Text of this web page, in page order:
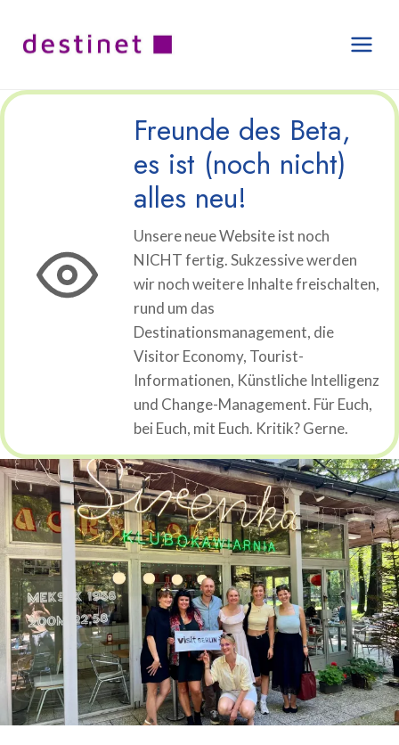
Inhalt
springen
Freunde des Beta,
es ist (noch nicht)
alles neu!
Unsere neue Website ist noch
NICHT fertig. Sukzessive werden
wir noch weitere Inhalte freischalten,
rund um das
Destinationsmanagement, die
Visitor Economy, Tourist-
Informationen, Künstliche Intelligenz
und Change-Management. Für Euch,
bei Euch, mit Euch. Kritik? Gerne.